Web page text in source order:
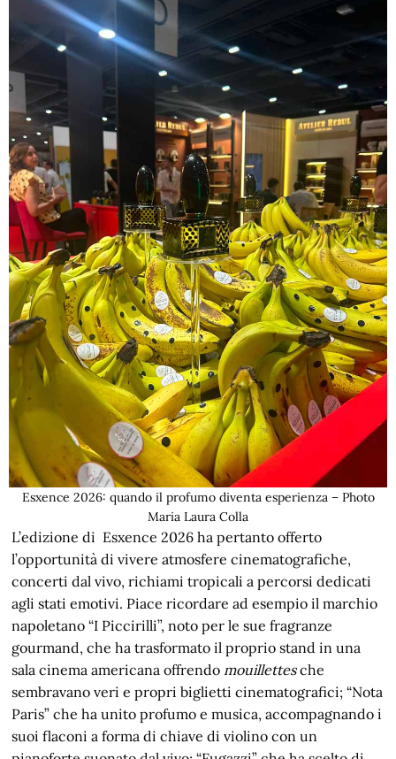
Esxence 2026: quando il profumo diventa esperienza – Photo
Maria Laura Colla
L’edizione di Esxence 2026 ha pertanto offerto
l’opportunità di vivere atmosfere cinematografiche,
concerti dal vivo, richiami tropicali a percorsi dedicati
agli stati emotivi. Piace ricordare ad esempio il marchio
napoletano “I Piccirilli”, noto per le sue fragranze
gourmand, che ha trasformato il proprio stand in una
sala cinema americana offrendomouillettesche
sembravano veri e propri biglietti cinematografici; “Nota
Paris” che ha unito profumo e musica, accompagnando i
suoi flaconi a forma di chiave di violino con un